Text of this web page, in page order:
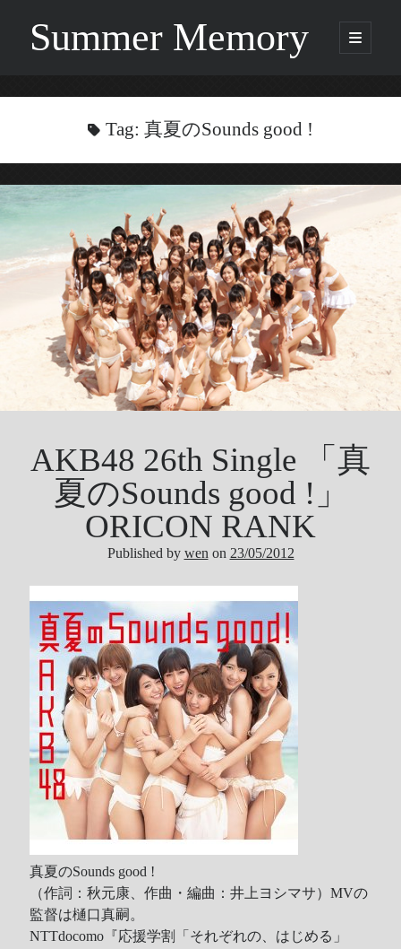
Summer Memory
open
primary
Categories
Being Music
GARNET CROW
Music
NEWS
ORICON
Other
ZARD
Recent Posts
DOCKER 內程式防火牆
SARD UNDERGROUND – 愛は暗闇の中で
辣個傳說的女人出現了!!!
『離れていても』 / AKB48 message song
SONY PS5表示: 我們是賣路由器的。
Live Your Dream – 今、はじめよう | 17LIVE (イチナナ)
乃木坂46 『世界中の隣人よ』
AKB48 Team TP｜2020 愚人節特別企劃(官方youtube)
Recent Comments
WenonHINET 神路由
akw28888 onHINET 神路由
伊onBEING 系藝人占卜
Shinodaon第53回 輝く！日本レコード大賞 AKB48 受賞
Tag: 真夏のSounds good !
AKB48 26th Single 「真
夏のSounds good !」
ORICON RANK
Published by wen on 23/05/2012
真夏のSounds good !
（作詞：秋元康、作曲・編曲：井上ヨシマサ）MVの
監督は樋口真嗣。
NTTdocomo『応援学割「それぞれの、はじめる」